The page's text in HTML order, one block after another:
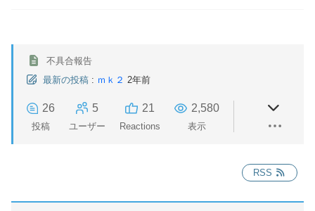
不具合報告
最新の投稿 : ｍｋ２ 2年前
26
投稿
5
ユーザー
21
Reactions
2,580
表示
RSS